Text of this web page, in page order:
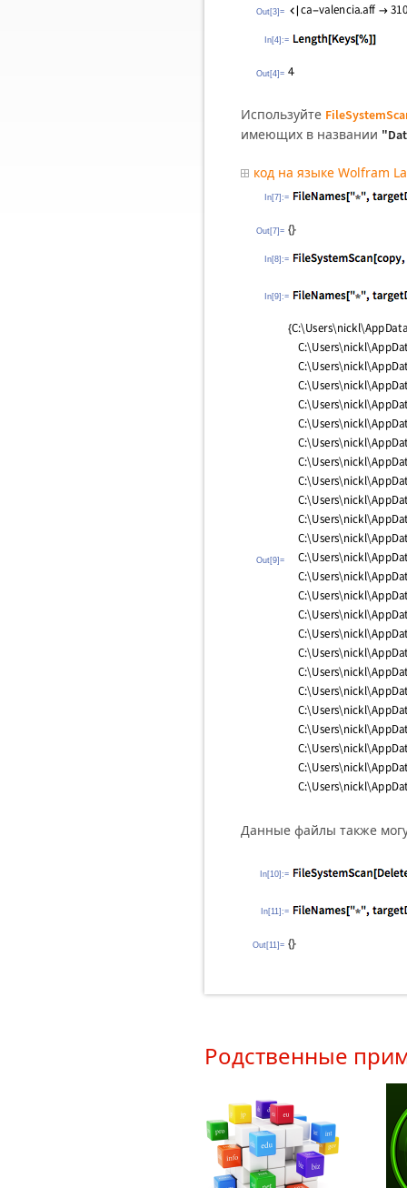
Out[3]=
In[4]:=
Out[4]=
Используйте
имеющих в названии
код на языке Wolfram
In[7]:=
Out[7]=
In[8]:=
In[9]:=
Out[9]=
Данные файлы также
In[10]:=
In[11]:=
Out[11]=
Родственные